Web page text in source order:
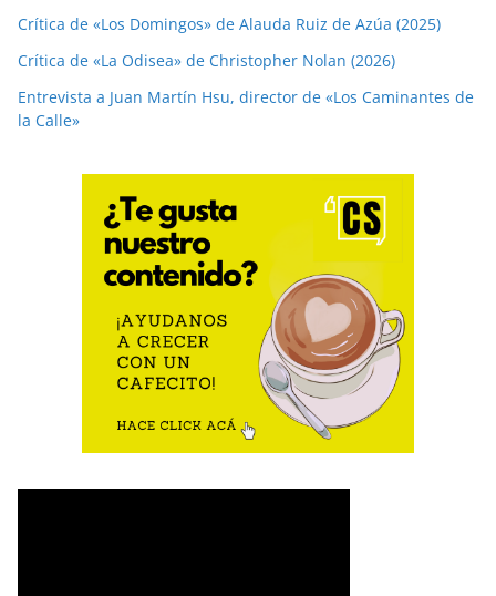
Crítica de «Los Domingos» de Alauda Ruiz de Azúa (2025)
Crítica de «La Odisea» de Christopher Nolan (2026)
Entrevista a Juan Martín Hsu, director de «Los Caminantes de
la Calle»